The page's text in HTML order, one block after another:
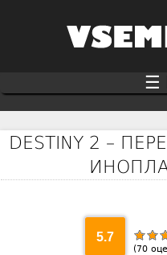
DESTINY 2 –
5.7
(70
☰